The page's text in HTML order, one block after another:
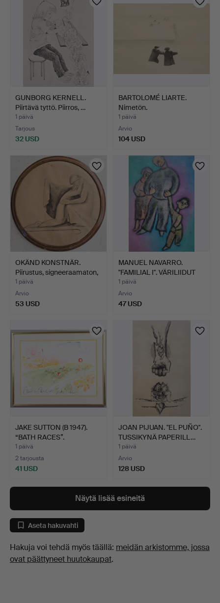
GUNBORG KERNELL.
Piirtävä tyttö. Piirros, …
1 päivä
Tarjous
32 USD
BARTOLOMÉ LIARTE.
Nimetön.
1 päivä
Arvio
104 USD
OKÄND KONSTNÄR.
Piirustus, signeeraamaton,
…
1 päivä
Arvio
53 USD
MANUEL NAVARRO.
"FAMILIAL I". VÄRILIIDUT
P…
1 päivä
Arvio
47 USD
JAKE SUTTON (B 1947).
“BATH RACES”.
1 päivä
2 tarjousta
41 USD
JOAN PIJUAN. "EL PUÑO".
TUSSIKYNÄ PAPERILL…
1 päivä
Arvio
128 USD
Näytä lisää esineitä
Aseta hakuvahti
Hakuja voi tehdä myös täällä: meidän arkistomme, jossa
ovat päättyneet huutokaupat.